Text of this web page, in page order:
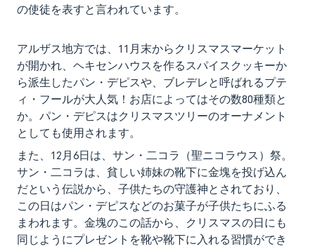
の使徒を表すと言われています。
アルザス地方では、11月末からクリスマスマーケット
が開かれ、ヘキセンハウスを作るスパイスクッキーか
ら派生したパン・デピスや、ブレデレと呼ばれるプテ
ィ・フールが大人気！お店によってはその数80種類と
か。パン・デピスはクリスマスツリーのオーナメント
としても使用されます。
また、12月6日は、サン・二コラ（聖ニコラウス）祭。
サン・二コラは、貧しい姉妹の靴下に金塊を投げ込ん
だという伝説から、子供たちの守護神とされており、
この日はパン・デピスなどのお菓子が子供たちにふる
まわれます。金塊のこの話から、クリスマスの日にも
同じようにプレゼントを靴や靴下に入れる習慣ができ